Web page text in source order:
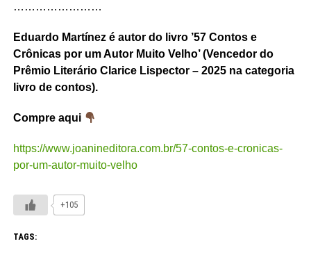
……………………
Eduardo Martínez é autor do livro ’57 Contos e
Crônicas por um Autor Muito Velho’ (Vencedor do
Prêmio Literário Clarice Lispector – 2025 na categoria
livro de contos).
Compre aqui
https://www.joanineditora.com.br/57-contos-e-cronicas-
por-um-autor-muito-velho
+105
TAGS: